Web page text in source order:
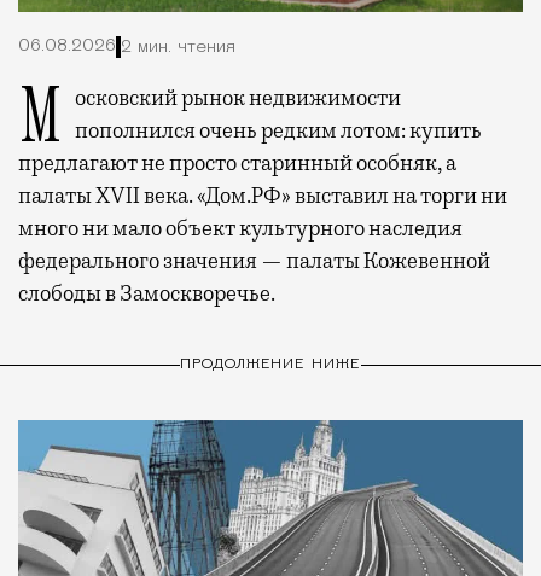
06.08.2026 2 мин. чтения
Московский рынок недвижимости пополнился очень редким лотом: купить
предлагают не просто старинный особняк, а
палаты XVII века. «Дом.РФ» выставил на торги ни
много ни мало объект культурного наследия
федерального значения — палаты Кожевенной
слободы в Замоскворечье.
ПРОДОЛЖЕНИЕ НИЖЕ